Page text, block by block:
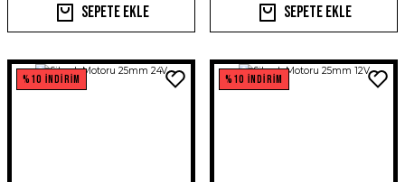
Sepete Ekle Sepete Ekle
%10 İNDİRİM %10 İNDİRİM